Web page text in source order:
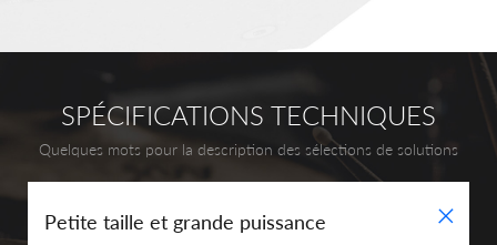
SPÉCIFICATIONS TECHNIQUES
Quelques mots pour la description des sélections de solutions
Petite taille et grande puissance +